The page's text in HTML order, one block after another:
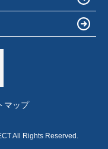
マップ
All Rights Reserved.